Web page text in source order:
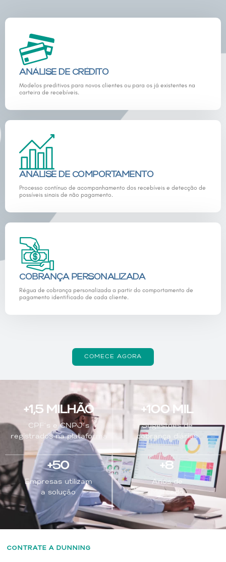
ANÁLISE DE CRÉDITO
Modelos preditivos para novos clientes ou para os já existentes na
carteira de recebíveis.
ANÁLISE DE COMPORTAMENTO
Processo contínuo de acompanhamento dos recebíveis e detecção de
possíveis sinais de não pagamento.
COBRANÇA PERSONALIZADA
Régua de cobrança personalizada a partir do comportamento de
pagamento identificado de cada cliente.
COMECE AGORA
+1,5 MILHÃO
CPF´s e CNPJ´s
registrados na plataforma
+1OO MIL
Sugestões de
cobrança diárias
+50
Empresas utilizam
a solução
+8
Anos de
Mercado
CONTRATE A DUNNING